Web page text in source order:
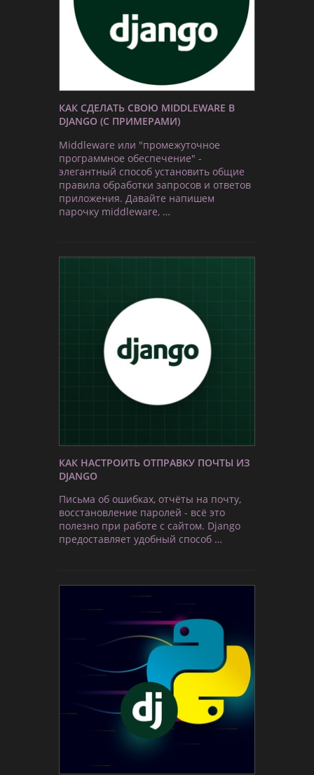
КАК СДЕЛАТЬ СВОЮ MIDDLEWARE В
DJANGO (С ПРИМЕРАМИ)
Middleware или "промежуточное
программное обеспечение" -
элегантный способ установить общие
правила обработки запросов и ответов
приложения. Давайте напишем
парочку middleware, …
КАК НАСТРОИТЬ ОТПРАВКУ ПОЧТЫ ИЗ
DJANGO
Письма об ошибках, отчёты на почту,
восстановление паролей - всё это
полезно при работе с сайтом. Django
предоставляет удобный способ …